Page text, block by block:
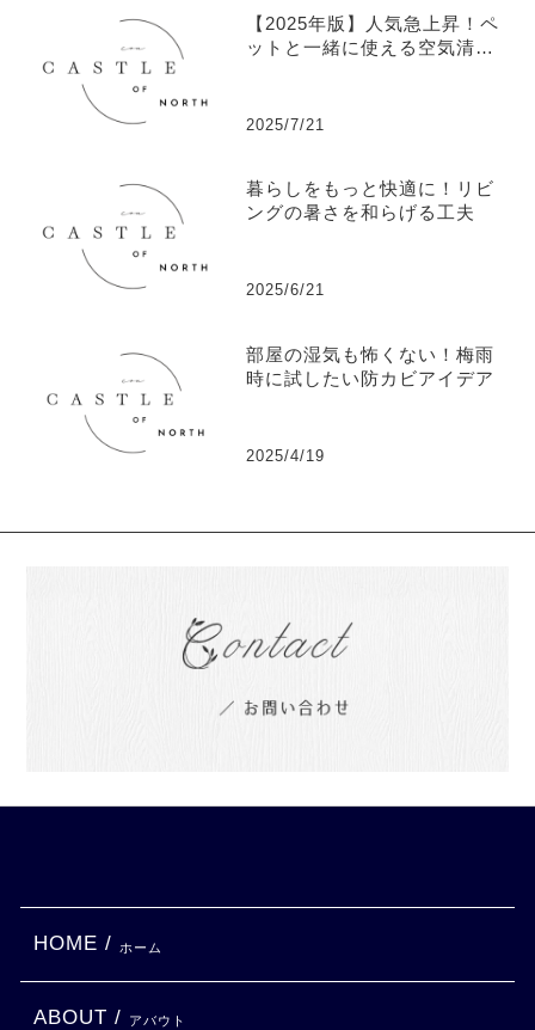
【2025年版】人気急上昇！ペ
ットと一緒に使える空気清浄
2025/7/21
暮らしをもっと快適に！リビ
ングの暑さを和らげる工夫
2025/6/21
部屋の湿気も怖くない！梅雨
時に試したい防カビアイデア
2025/4/19
HOME / ホーム
ABOUT / アバウト